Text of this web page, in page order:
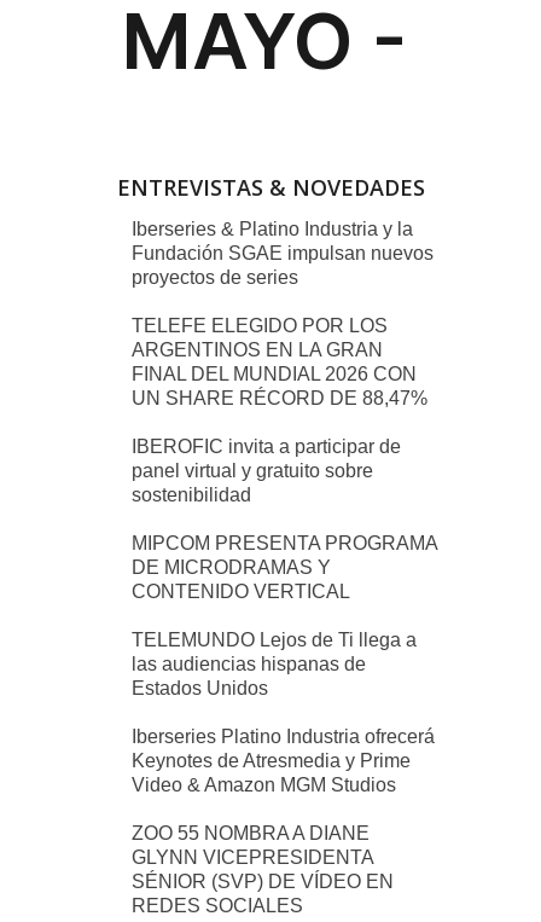
ENTREVISTAS & NOVEDADES
Iberseries & Platino Industria y la
Fundación SGAE impulsan nuevos
proyectos de series
TELEFE ELEGIDO POR LOS
ARGENTINOS EN LA GRAN
FINAL DEL MUNDIAL 2026 CON
UN SHARE RÉCORD DE 88,47%
IBEROFIC invita a participar de
panel virtual y gratuito sobre
sostenibilidad
MIPCOM PRESENTA PROGRAMA
DE MICRODRAMAS Y
CONTENIDO VERTICAL
TELEMUNDO Lejos de Ti llega a
las audiencias hispanas de
Estados Unidos
Iberseries Platino Industria ofrecerá
Keynotes de Atresmedia y Prime
Video & Amazon MGM Studios
ZOO 55 NOMBRA A DIANE
GLYNN VICEPRESIDENTA
SÉNIOR (SVP) DE VÍDEO EN
REDES SOCIALES